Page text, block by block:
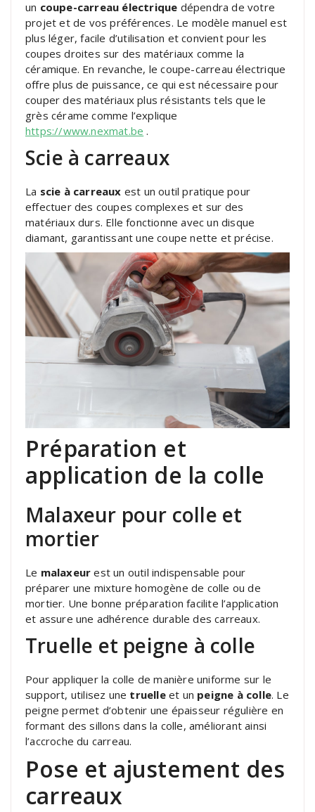
un coupe-carreau électrique dépendra de votre
projet et de vos préférences. Le modèle manuel est
plus léger, facile d’utilisation et convient pour les
coupes droites sur des matériaux comme la
céramique. En revanche, le coupe-carreau électrique
offre plus de puissance, ce qui est nécessaire pour
couper des matériaux plus résistants tels que le
grès cérame comme l’explique
https://www.nexmat.be .
Scie à carreaux
La scie à carreaux est un outil pratique pour
effectuer des coupes complexes et sur des
matériaux durs. Elle fonctionne avec un disque
diamant, garantissant une coupe nette et précise.
Préparation et
application de la colle
Malaxeur pour colle et
mortier
Le malaxeur est un outil indispensable pour
préparer une mixture homogène de colle ou de
mortier. Une bonne préparation facilite l’application
et assure une adhérence durable des carreaux.
Truelle et peigne à colle
Pour appliquer la colle de manière uniforme sur le
support, utilisez une truelleet un peigne à colle. Le
peigne permet d’obtenir une épaisseur régulière en
formant des sillons dans la colle, améliorant ainsi
l’accroche du carreau.
Pose et ajustement des
carreaux